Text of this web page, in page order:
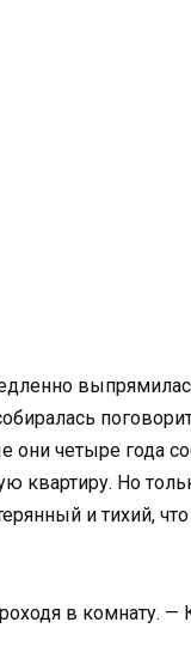
они четыре года
квартиру. Но
и тихий,
в комнату.